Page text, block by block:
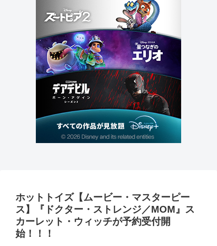
ホットトイズ【ムービー・マスターピー
ス】『ドクター・ストレンジ／MOM』ス
カーレット・ウィッチが予約受付開
始！！！